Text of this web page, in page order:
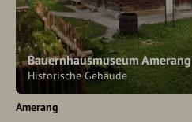
Bauernhausmuseum Amerang
Historische Gebäude
Amerang